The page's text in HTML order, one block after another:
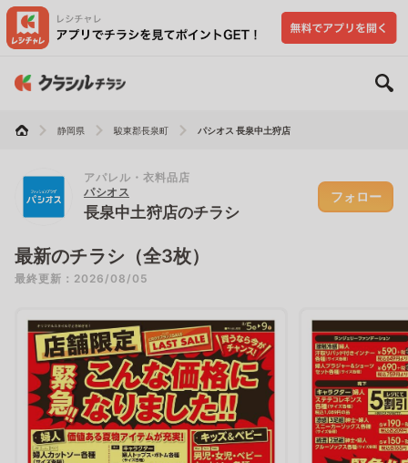
静岡県 駿東郡長泉町 パシオス 長泉中土狩店
アパレル・衣料品店
パシオス
長泉中土狩店のチラシ
フォロー
最新のチラシ（全3枚）
最終更新：2026/08/05